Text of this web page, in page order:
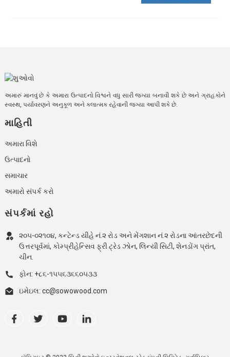
અમારું માનવું છે કે અમારા ઉત્પાદનો વિશ્વને વધુ સારી જગ્યા બનાવી શકે છે અને ગ્રાહકોને
સ્વસ્થ, પર્યાવરણને અનુકૂળ અને કલાત્મક રહેવાની જગ્યા આપી શકે છે.
માહિતી
અમારા વિશે
ઉત્પાદનો
સમાચાર
અમારો સંપર્ક કરો
સંપર્કમાં રહો
૨૦૫-૦૨૧૦૪, કન્ટેન્ડ યીહે નં.૨ રોડ અને મેંગશાન નં.૨ રોડના આંતરછેદની
ઉત્તરપૂર્વમાં, કોમ્પ્રીહેન્સિવ ફ્રી ટ્રેડ ઝોન, લિન્યી સિટી, શેનડોંગ પ્રાંત,
ચીન.
ફોન: +૮૬-૧૫૫૬૩૬૬૦૫૩૩
ઇમેઇલ: cc@sowowood.com